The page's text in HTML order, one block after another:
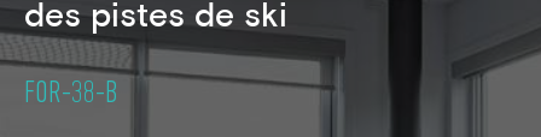
des pistes de ski
FOR-38-B